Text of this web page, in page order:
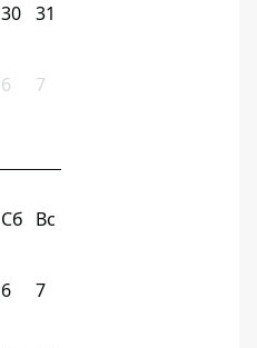
30 31
6 7
Сб Вс
6 7